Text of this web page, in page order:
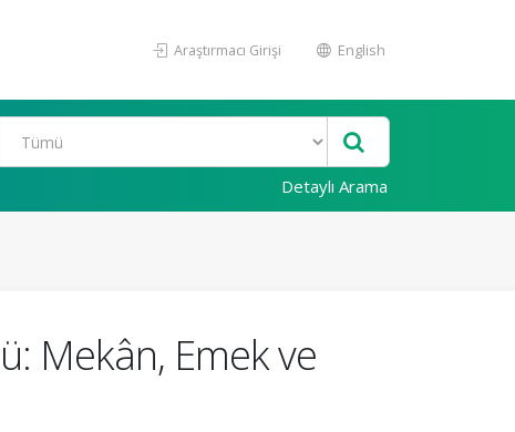
Araştırmacı Girişi English
Detaylı Arama
Mekân, Emek ve